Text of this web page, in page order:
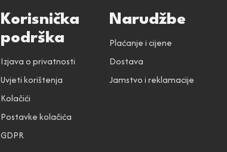
Korisnička
podrška
Izjava o privatnosti
Uvjeti korištenja
Kolačići
Postavke kolačića
GDPR
Narudžbe
Plaćanje i cijene
Dostava
Jamstvo i reklamacije